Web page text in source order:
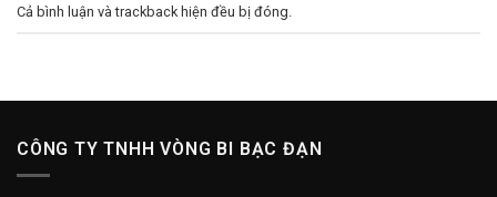
Cả bình luận và trackback hiện đều bị đóng.
CÔNG TY TNHH VÒNG BI BẠC ĐẠN